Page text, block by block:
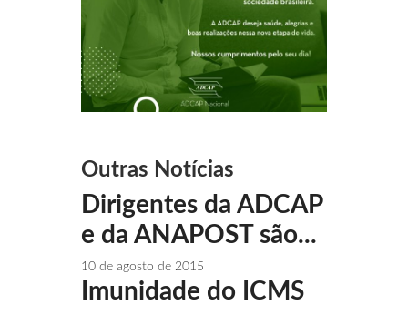
Outras Notícias
Dirigentes da ADCAP
e da ANAPOST são...
10 de agosto de 2015
Imunidade do ICMS